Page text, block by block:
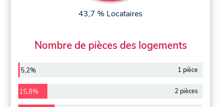
43,7 % Locataires
Nombre de pièces des logements
5,2% 1 pièce
15,8% 2 pièces